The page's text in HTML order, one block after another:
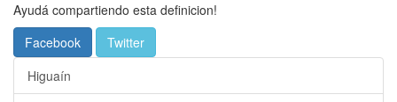
Ayudá compartiendo esta definicion!
Facebook
Twitter
Higuaín